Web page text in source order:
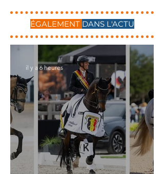
ÉGALEMENT DANS L'ACTU
il y a 6 heures